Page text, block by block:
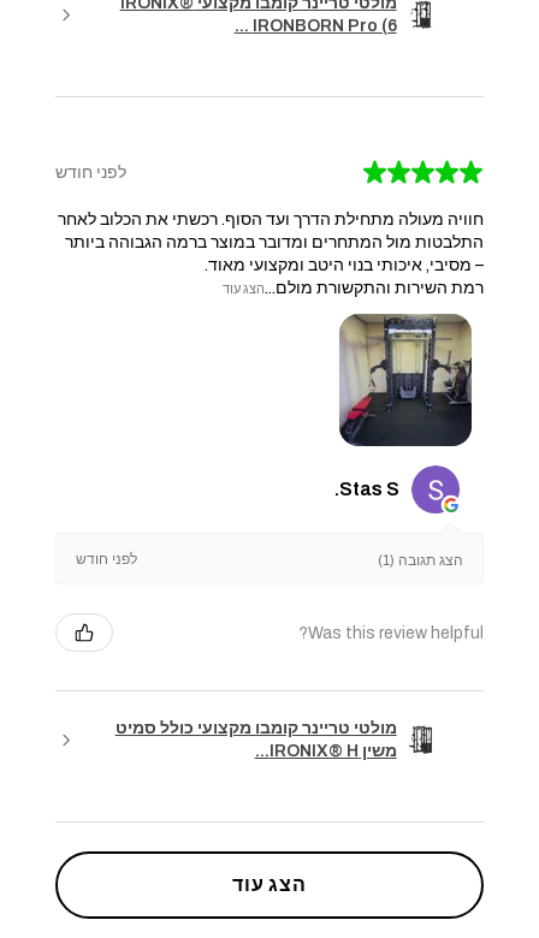
IRONBORN Pro (6 ...
★
★
★
★
★ לפני חודש
חוויה מעולה מתחילת הדרך ועד הסוף. רכשתי את הכלוב לאחר
התלבטות מול המתחרים ומדובר במוצר ברמה הגבוהה ביותר
– מסיבי, איכותי בנוי היטב ומקצועי מאוד.
​רמת השירות והתקשורת מולם...הצג עוד
Stas S.
הצג תגובה (1) לפני חודש
Was this review helpful?
מולטי טריינר קומבו מקצועי כולל סמיט
משין IRONIX® H...
הצג עוד